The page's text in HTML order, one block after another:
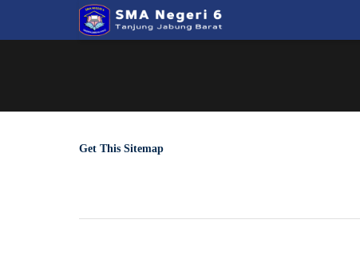
Get This Sitemap